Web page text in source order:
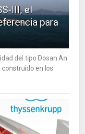
III, el
para
del tipo Dosan An
en los